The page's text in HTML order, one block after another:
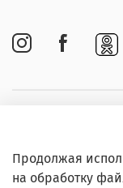
Информация
Продолжая
на обработку